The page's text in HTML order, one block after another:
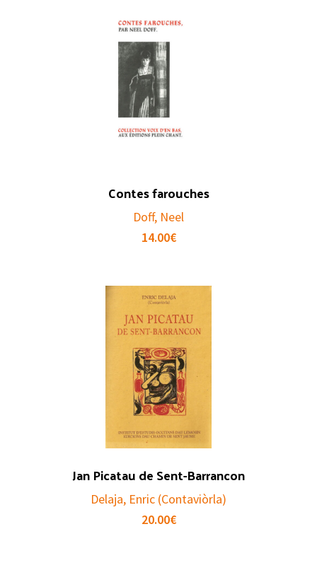
Contes farouches
Doff, Neel
14.00€
Jan Picatau de Sent-Barrancon
Delaja, Enric (Contaviòrla)
20.00€